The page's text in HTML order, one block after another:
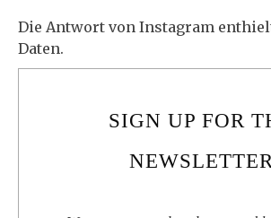
Die Antwort von Instagram
Daten.
SIGN UP FOR